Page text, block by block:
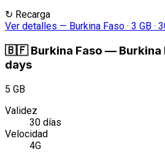
↻ Recarga
Ver detalles — Burkina Faso · 3 GB ·
🇧🇫 Burkina Faso — Burkina
days
5 GB
Validez
30 días
Velocidad
4G